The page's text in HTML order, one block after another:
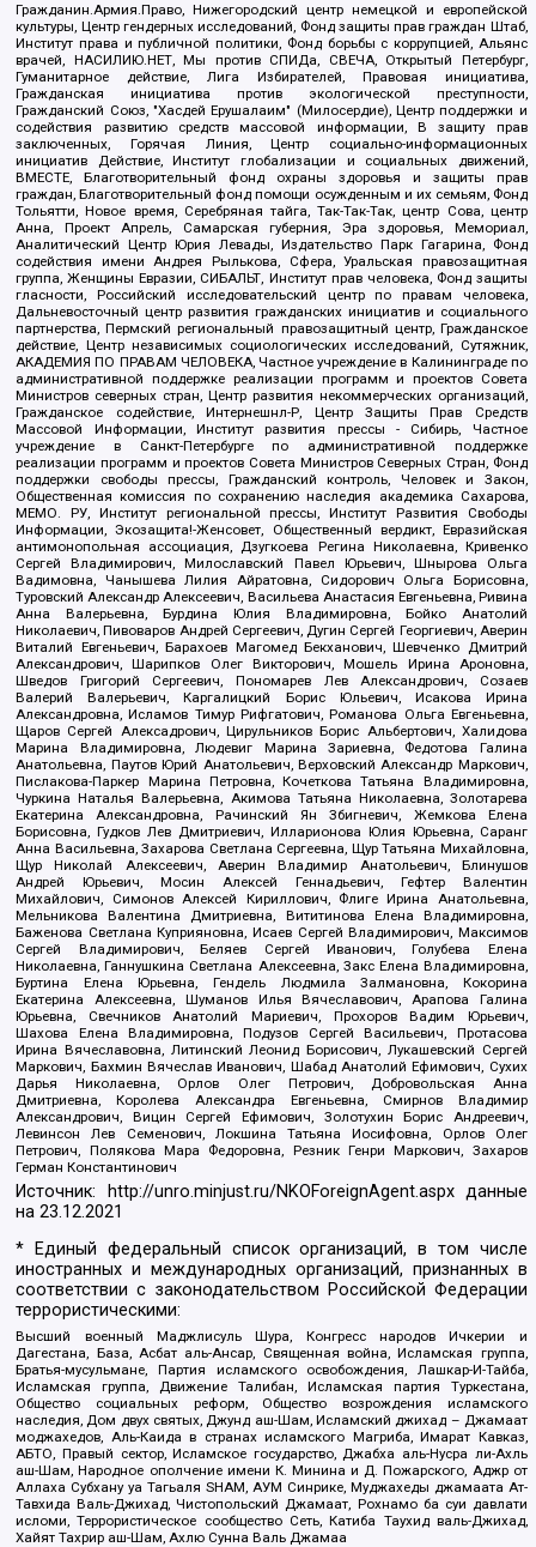
Гражданин.Армия.Право, Нижегородский центр немецкой и европейской
культуры, Центр гендерных исследований, Фонд защиты прав граждан Штаб,
Институт права и публичной политики, Фонд борьбы с коррупцией, Альянс
врачей, НАСИЛИЮ.НЕТ, Мы против СПИДа, СВЕЧА, Открытый Петербург,
Гуманитарное действие, Лига Избирателей, Правовая инициатива,
Гражданская инициатива против экологической преступности,
Гражданский Союз, "Хасдей Ерушалаим" (Милосердие), Центр поддержки и
содействия развитию средств массовой информации, В защиту прав
заключенных, Горячая Линия, Центр социально-информационных
инициатив Действие, Институт глобализации и социальных движений,
ВМЕСТЕ, Благотворительный фонд охраны здоровья и защиты прав
граждан, Благотворительный фонд помощи осужденным и их семьям, Фонд
Тольятти, Новое время, Серебряная тайга, Так-Так-Так, центр Сова, центр
Анна, Проект Апрель, Самарская губерния, Эра здоровья, Мемориал,
Аналитический Центр Юрия Левады, Издательство Парк Гагарина, Фонд
содействия имени Андрея Рылькова, Сфера, Уральская правозащитная
группа, Женщины Евразии, СИБАЛЬТ, Институт прав человека, Фонд защиты
гласности, Российский исследовательский центр по правам человека,
Дальневосточный центр развития гражданских инициатив и социального
партнерства, Пермский региональный правозащитный центр, Гражданское
действие, Центр независимых социологических исследований, Сутяжник,
АКАДЕМИЯ ПО ПРАВАМ ЧЕЛОВЕКА, Частное учреждение в Калининграде по
административной поддержке реализации программ и проектов Совета
Министров северных стран, Центр развития некоммерческих организаций,
Гражданское содействие, Интернешнл-Р, Центр Защиты Прав Средств
Массовой Информации, Институт развития прессы - Сибирь, Частное
учреждение в Санкт-Петербурге по административной поддержке
реализации программ и проектов Совета Министров Северных Стран, Фонд
поддержки свободы прессы, Гражданский контроль, Человек и Закон,
Общественная комиссия по сохранению наследия академика Сахарова,
МЕМО. РУ, Институт региональной прессы, Институт Развития Свободы
Информации, Экозащита!-Женсовет, Общественный вердикт, Евразийская
антимонопольная ассоциация, Дзугкоева Регина Николаевна, Кривенко
Сергей Владимирович, Милославский Павел Юрьевич, Шнырова Ольга
Вадимовна, Чанышева Лилия Айратовна, Сидорович Ольга Борисовна,
Туровский Александр Алексеевич, Васильева Анастасия Евгеньевна, Ривина
Анна Валерьевна, Бурдина Юлия Владимировна, Бойко Анатолий
Николаевич, Пивоваров Андрей Сергеевич, Дугин Сергей Георгиевич, Аверин
Виталий Евгеньевич, Барахоев Магомед Бекханович, Шевченко Дмитрий
Александрович, Шарипков Олег Викторович, Мошель Ирина Ароновна,
Шведов Григорий Сергеевич, Пономарев Лев Александрович, Созаев
Валерий Валерьевич, Каргалицкий Борис Юльевич, Исакова Ирина
Александровна, Исламов Тимур Рифгатович, Романова Ольга Евгеньевна,
Щаров Сергей Алексадрович, Цирульников Борис Альбертович, Халидова
Марина Владимировна, Людевиг Марина Зариевна, Федотова Галина
Анатольевна, Паутов Юрий Анатольевич, Верховский Александр Маркович,
Пислакова-Паркер Марина Петровна, Кочеткова Татьяна Владимировна,
Чуркина Наталья Валерьевна, Акимова Татьяна Николаевна, Золотарева
Екатерина Александровна, Рачинский Ян Збигневич, Жемкова Елена
Борисовна, Гудков Лев Дмитриевич, Илларионова Юлия Юрьевна, Саранг
Анна Васильевна, Захарова Светлана Сергеевна, Щур Татьяна Михайловна,
Щур Николай Алексеевич, Аверин Владимир Анатольевич, Блинушов
Андрей Юрьевич, Мосин Алексей Геннадьевич, Гефтер Валентин
Михайлович, Симонов Алексей Кириллович, Флиге Ирина Анатольевна,
Мельникова Валентина Дмитриевна, Вититинова Елена Владимировна,
Баженова Светлана Куприяновна, Исаев Сергей Владимирович, Максимов
Сергей Владимирович, Беляев Сергей Иванович, Голубева Елена
Николаевна, Ганнушкина Светлана Алексеевна, Закс Елена Владимировна,
Буртина Елена Юрьевна, Гендель Людмила Залмановна, Кокорина
Екатерина Алексеевна, Шуманов Илья Вячеславович, Арапова Галина
Юрьевна, Свечников Анатолий Мариевич, Прохоров Вадим Юрьевич,
Шахова Елена Владимировна, Подузов Сергей Васильевич, Протасова
Ирина Вячеславовна, Литинский Леонид Борисович, Лукашевский Сергей
Маркович, Бахмин Вячеслав Иванович, Шабад Анатолий Ефимович, Сухих
Дарья Николаевна, Орлов Олег Петрович, Добровольская Анна
Дмитриевна, Королева Александра Евгеньевна, Смирнов Владимир
Александрович, Вицин Сергей Ефимович, Золотухин Борис Андреевич,
Левинсон Лев Семенович, Локшина Татьяна Иосифовна, Орлов Олег
Петрович, Полякова Мара Федоровна, Резник Генри Маркович, Захаров
Герман Константинович
Источник: http://unro.minjust.ru/NKOForeignAgent.aspxданные
на23.12.2021
* Единый федеральный список организаций, в том числе
иностранных и международных организаций, признанных в
соответствии с законодательством Российской Федерации
террористическими:
Высший военный Маджлисуль Шура, Конгресс народов Ичкерии и
Дагестана, База, Асбат аль-Ансар, Священная война, Исламская группа,
Братья-мусульмане, Партия исламского освобождения, Лашкар-И-Тайба,
Исламская группа, Движение Талибан, Исламская партия Туркестана,
Общество социальных реформ, Общество возрождения исламского
наследия, Дом двух святых, Джунд аш-Шам, Исламский джихад – Джамаат
моджахедов, Аль-Каида в странах исламского Магриба, Имарат Кавказ,
АБТО, Правый сектор, Исламское государство, Джабха аль-Нусра ли-Ахль
аш-Шам, Народное ополчение имени К. Минина и Д. Пожарского, Аджр от
Аллаха Субхану уа Тагьаля SHAM, АУМ Синрике, Муджахеды джамаата Ат-
Тавхида Валь-Джихад, Чистопольский Джамаат, Рохнамо ба суи давлати
исломи, Террористическое сообщество Сеть, Катиба Таухид валь-Джихад,
Хайят Тахрир аш-Шам, Ахлю Сунна Валь Джамаа